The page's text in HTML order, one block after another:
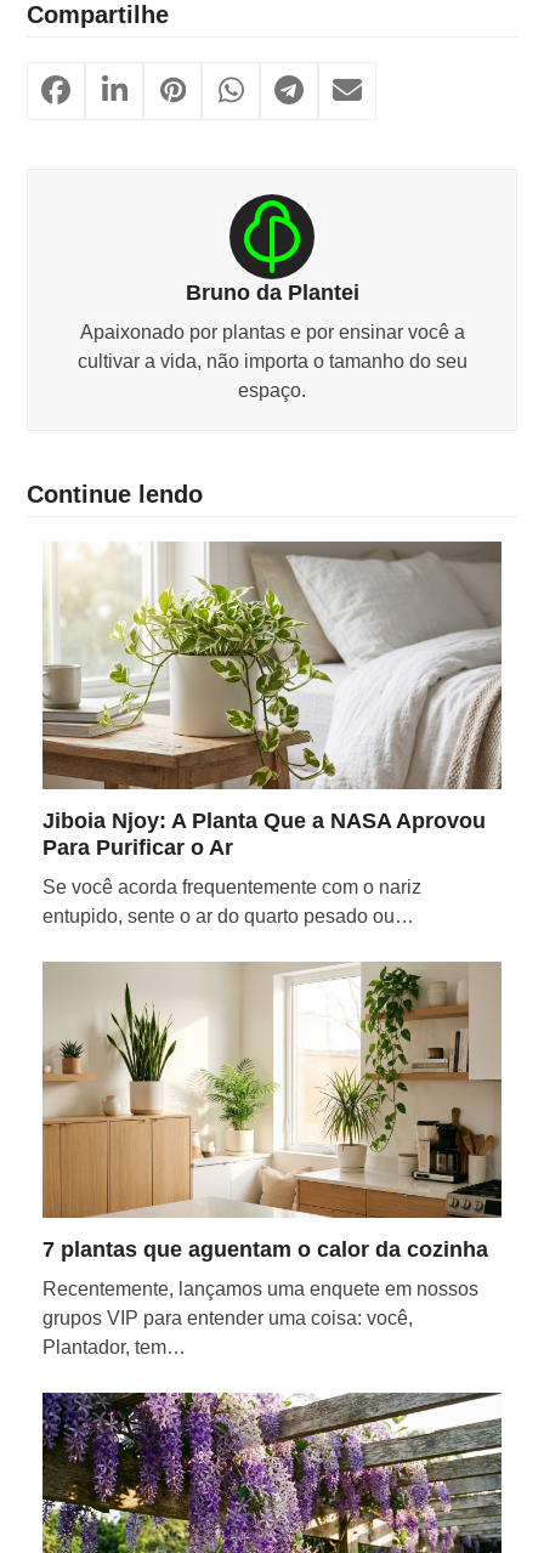
Compartilhe
Bruno da Plantei
Apaixonado por plantas e por ensinar você a
cultivar a vida, não importa o tamanho do seu
espaço.
Continue lendo
Jiboia Njoy: A Planta Que a NASA Aprovou
Para Purificar o Ar
Se você acorda frequentemente com o nariz
entupido, sente o ar do quarto pesado ou…
7 plantas que aguentam o calor da cozinha
Recentemente, lançamos uma enquete em nossos
grupos VIP para entender uma coisa: você,
Plantador, tem…